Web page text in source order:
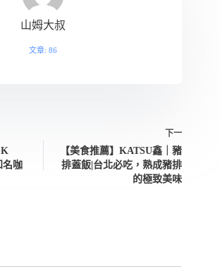
山姆大叔
文章: 86
名咖
下一
【美食推薦】KATSU鑫｜豬
排蓋飯|台北必吃，熟成豬排
的極致美味